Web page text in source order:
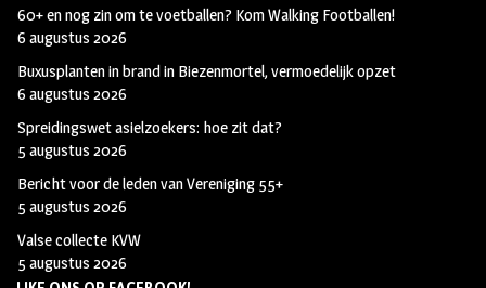
60+ en nog zin om te voetballen? Kom Walking Footballen!
6 augustus 2026
Buxusplanten in brand in Biezenmortel, vermoedelijk opzet
6 augustus 2026
Spreidingswet asielzoekers: hoe zit dat?
5 augustus 2026
Bericht voor de leden van Vereniging 55+
5 augustus 2026
Valse collecte KVW
5 augustus 2026